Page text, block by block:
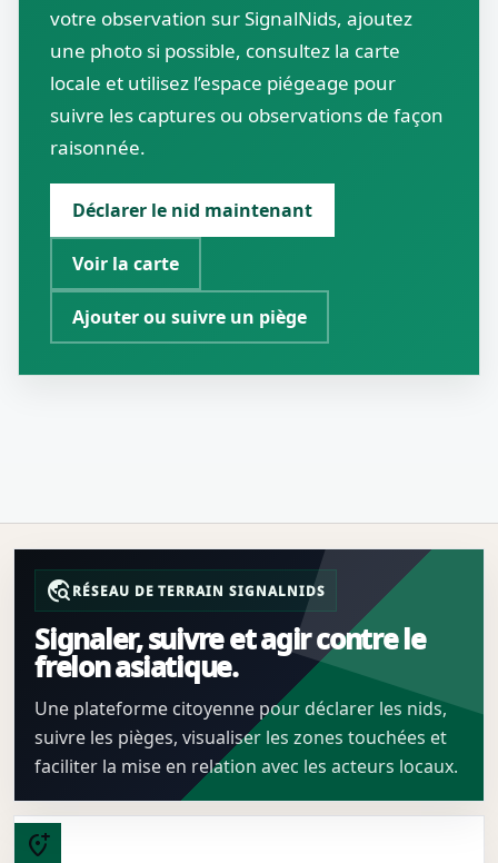
votre observation sur SignalNids, ajoutez
une photo si possible, consultez la carte
locale et utilisez l’espace piégeage pour
suivre les captures ou observations de façon
raisonnée.
Déclarer le nid maintenant
Voir la carte
Ajouter ou suivre un piège
travel_exploreRÉSEAU DE TERRAIN SIGNALNIDS
Signaler, suivre et agir contre le
frelon asiatique.
Une plateforme citoyenne pour déclarer les nids,
suivre les pièges, visualiser les zones touchées et
faciliter la mise en relation avec les acteurs locaux.
add_location_alt